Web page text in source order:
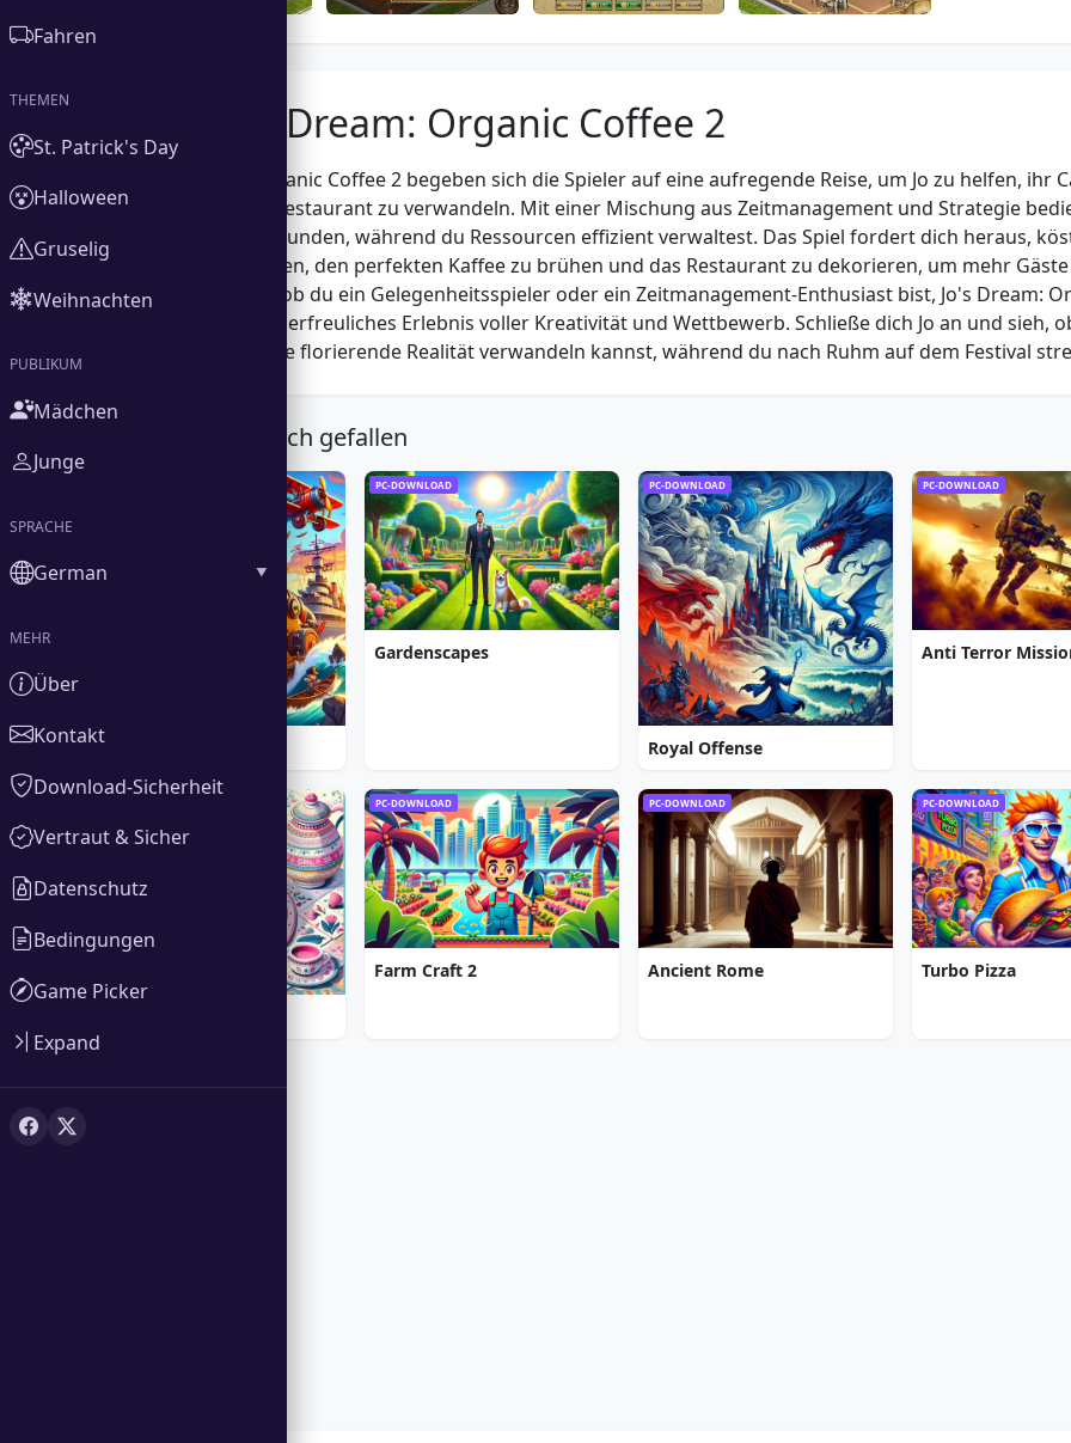
Über Jo's Dream: Organic Coffee 2
In Jo's Dream: Organic Coffee 2 begeben sich die Spieler auf eine aufregende Reise, um Jo zu helfen, ihr
ein geschäftiges Restaurant zu verwandeln. Mit einer Mischung aus Zeitmanagement und Strategie
eine Vielzahl von Kunden, während du Ressourcen effizient verwaltest. Das Spiel fordert dich heraus,
Gerichte zu kreieren, den perfekten Kaffee zu brühen und das Restaurant zu dekorieren, um mehr Gäste
anzuziehen. Egal, ob du ein Gelegenheitsspieler oder ein Zeitmanagement-Enthusiast bist, Jo's Dream:
Coffee 2 bietet ein erfreuliches Erlebnis voller Kreativität und Wettbewerb. Schließe dich Jo an und sieh,
ihren Traum in eine florierende Realität verwandeln kannst, während du nach Ruhm auf dem Festival
Das könnte dir auch gefallen
Iron Sea Defenders
PC-DOWNLOAD
Gardenscapes
PC-DOWNLOAD
Royal Offense
PC-DOWNLOAD
Anti Terror
PC-DOWNLOAD
Farm Craft 2
PC-DOWNLOAD
Ancient Rome
PC-DOWNLOAD
Turbo Pizza
Fahren
THEMEN
St. Patrick's Day
Halloween
Gruselig
Weihnachten
PUBLIKUM
Mädchen
Junge
SPRACHE
German
MEHR
Über
Kontakt
Download-Sicherheit
Vertraut & Sicher
Datenschutz
Bedingungen
Game Picker
Expand